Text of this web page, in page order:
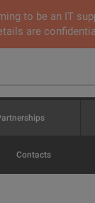
to be an IT
are
Contacts